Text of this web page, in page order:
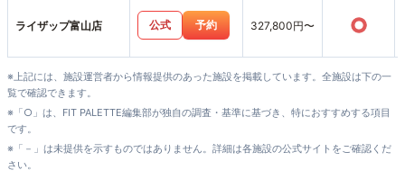
ライザップ富山店 公式 予約 327,800円〜 ○
※上記には、施設運営者から情報提供のあった施設を掲載しています。全施設は下の一
覧で確認できます。
※「○」は、FIT PALETTE編集部が独自の調査・基準に基づき、特におすすめする項目
です。
※「－」は未提供を示すものではありません。詳細は各施設の公式サイトをご確認くだ
さい。